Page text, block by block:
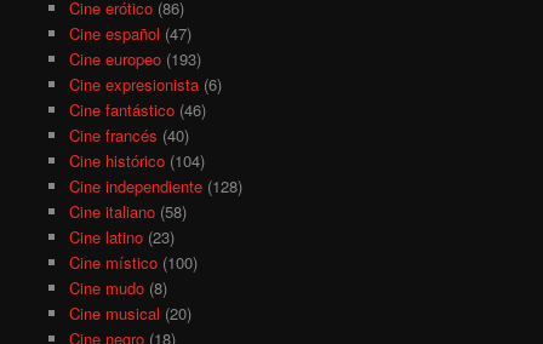
Cine erótico(86)
Cine español (47)
Cine europeo(193)
Cine expresionista(6)
Cine fantástico(46)
Cine francés (40)
Cine histórico(104)
Cine independiente(128)
Cine italiano(58)
Cine latino(23)
Cine místico(100)
Cine mudo(8)
Cine musical (20)
Cine negro(18)